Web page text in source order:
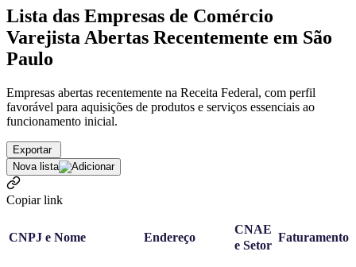
Lista das Empresas de Comércio
Varejista Abertas Recentemente em São
Paulo
Empresas abertas recentemente na Receita Federal, com perfil
favorável para aquisições de produtos e serviços essenciais ao
funcionamento inicial.
Exportar
Nova lista
Copiar link
CNPJ e Nome Endereço
CNAE
e Setor
Faturamento